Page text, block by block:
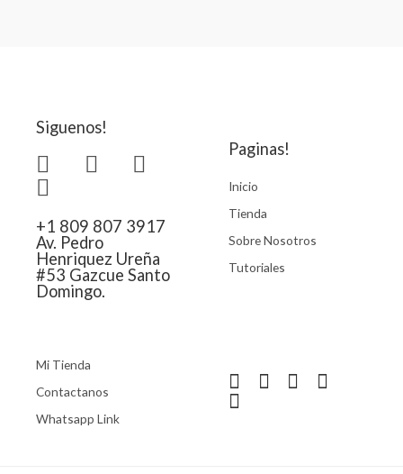
Siguenos!
+1 809 807 3917
Av. Pedro
Henriquez Ureña
#53 Gazcue Santo
Domingo.
Paginas!
Inicio
Tienda
Sobre Nosotros
Tutoriales
Mi Tienda
Contactanos
Whatsapp Link